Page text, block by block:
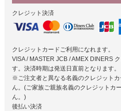
クレジット決済
クレジットカードご利用になれます。
VISA / MASTER JCB / AMEX DINERS
す。決済時期は発送日直前となります。
※ご注文者と異なる名義のクレジット
ん。(ご家族ご親族名義のクレジットカ
ん。)
後払い決済